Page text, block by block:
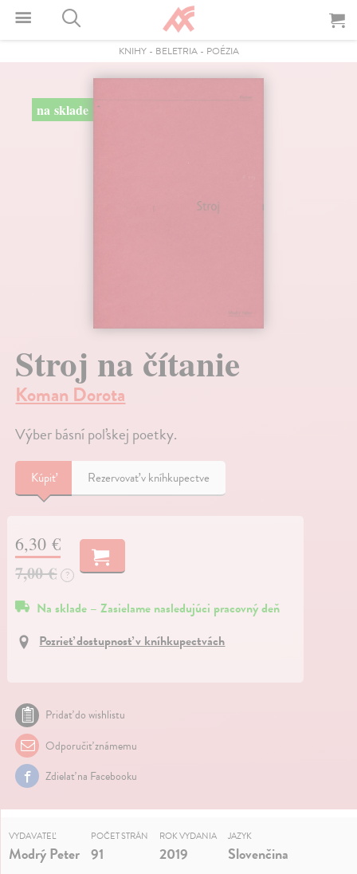
KNIHY- BELETRIA- POÉZIA
na sklade
Stroj na čítanie
Koman Dorota
Výber básní poľskej poetky.
Kúpiť Rezervovať v kníhkupectve
6,30 €
7,00 €
?
Na sklade – Zasielame nasledujúci pracovný deň
Pozrieť dostupnosť v kníhkupectvách
Pridať do wishlistu
Odporučiť známemu
Zdielať na Facebooku
VYDAVATEĽ
Modrý Peter
POČET STRÁN
91
ROK VYDANIA
2019
JAZYK
Slovenčina